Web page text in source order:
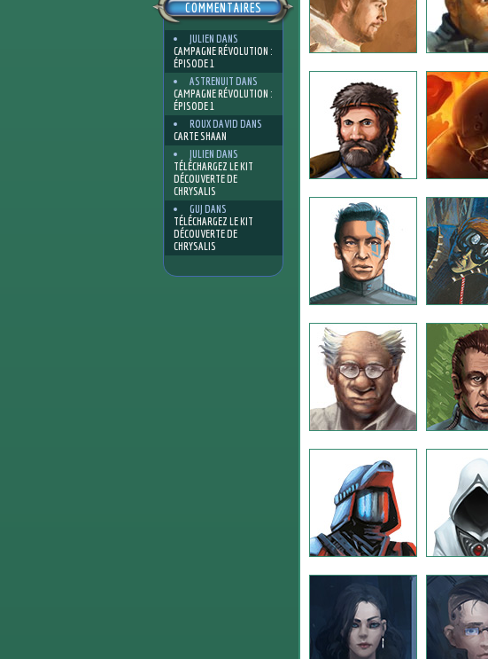
COMMENTAIRES
JULIEN DANS
CAMPAGNE RÉVOLUTION :
ÉPISODE 1
ASTRENUIT DANS
CAMPAGNE RÉVOLUTION :
ÉPISODE 1
ROUX DAVID DANS
CARTE SHAAN
JULIEN DANS
TÉLÉCHARGEZ LE KIT
DÉCOUVERTE DE
CHRYSALIS
GUJ DANS
TÉLÉCHARGEZ LE KIT
DÉCOUVERTE DE
CHRYSALIS